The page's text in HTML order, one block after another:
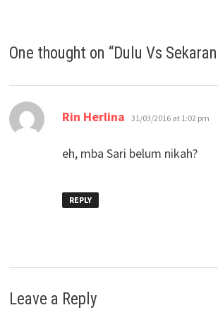
One thought on “Dulu Vs
Rin Herlina says:
31/03/2016 at 1:02 pm
eh, mba Sari belum nikah?
REPLY
Leave a Reply